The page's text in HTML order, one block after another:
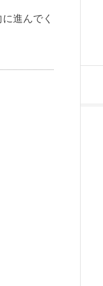
進んでく